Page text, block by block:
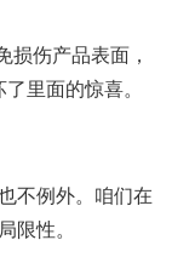
损伤产品表面，
里面的惊喜。
不例外。咱们在
限性。